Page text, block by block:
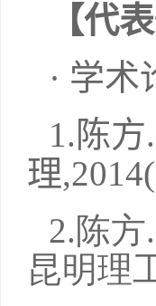
【代
· 学术
1. 陈方.
理
2.陈方.
昆明理